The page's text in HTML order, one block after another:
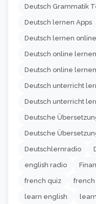
Deutsch Grammatik
Deutsch lernen Apps
Deutsch lernen
Deutsch online lernen
Deutsch online
Deutsch unterricht
Deutsch unterricht
Deutsche
Deutsche
Deutschlernradio
english radio
french quiz french
learn english